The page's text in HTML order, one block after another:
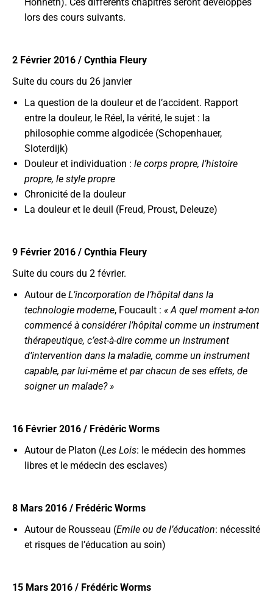
Honneth). Ces différents chapitres seront développés
lors des cours suivants.
2 Février 2016 / Cynthia Fleury
Suite du cours du 26 janvier
La question de la douleur et de l’accident. Rapport
entre la douleur, le Réel, la vérité, le sujet : la
philosophie comme algodicée (Schopenhauer,
Sloterdijk)
Douleur et individuation : le corps propre, l’histoire
propre, le style propre
Chronicité de la douleur
La douleur et le deuil (Freud, Proust, Deleuze)
9 Février 2016 / Cynthia Fleury
Suite du cours du 2 février.
Autour de L’incorporation de l’hôpital dans la
technologie moderne, Foucault : « A quel moment a-ton
commencé à considérer l’hôpital comme un instrument
thérapeutique, c’est-à-dire comme un instrument
d’intervention dans la maladie, comme un instrument
capable, par lui-même et par chacun de ses effets, de
soigner un malade? »
16 Février 2016 / Frédéric Worms
Autour de Platon (Les Lois: le médecin des hommes
libres et le médecin des esclaves)
8 Mars 2016 / Frédéric Worms
Autour de Rousseau (Emile ou de l’éducation: nécessité
et risques de l’éducation au soin)
15 Mars 2016 / Frédéric Worms